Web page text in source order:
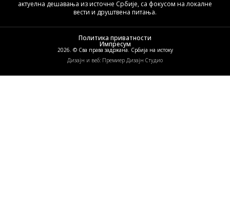
актуелна дешавања из источне Србије, са фокусом на локалне
вести и друштвена питања.
2026. © Сва права задржана. Србија на истоку
Импресум
Политика приватности
Дизајн и веб: Премиер Дизајн Студио